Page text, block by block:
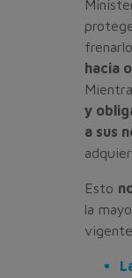
hacia
y
a sus
Esto
la